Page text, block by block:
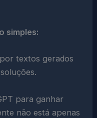
simples:
textos gerados
para ganhar
não está apenas